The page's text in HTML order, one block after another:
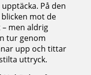
På den
mot de
men aldrig
tur genom
upp och tittar
uttryck.